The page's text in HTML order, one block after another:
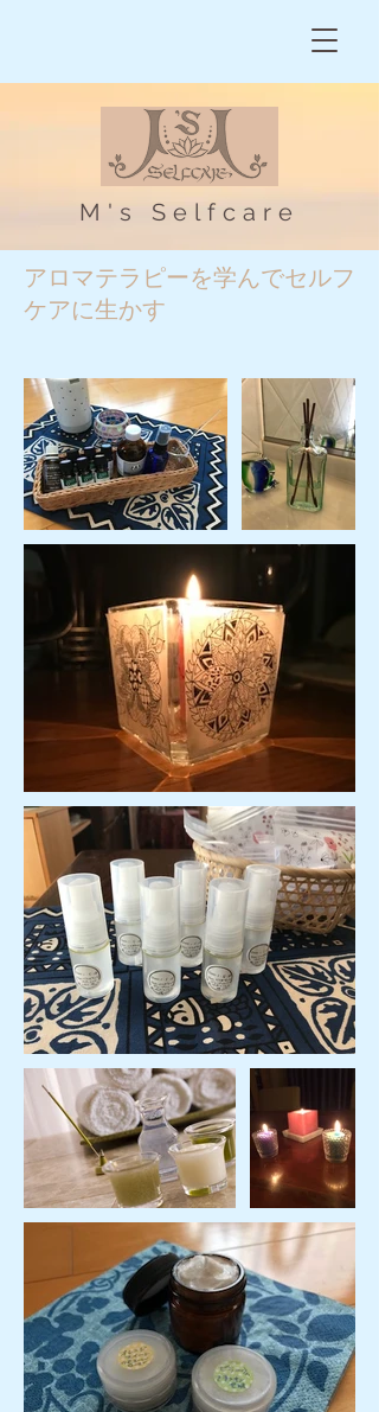
M's Selfcare
アロマテラピーを学んでセルフ
ケアに生かす